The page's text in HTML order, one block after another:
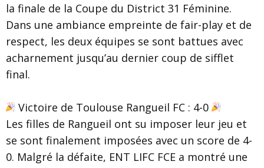
la finale de la Coupe du District 31 Féminine.
Dans une ambiance empreinte de fair-play et de
respect, les deux équipes se sont battues avec
acharnement jusqu’au dernier coup de sifflet
final.
Victoire de Toulouse Rangueil FC : 4-0
Les filles de Rangueil ont su imposer leur jeu et
se sont finalement imposées avec un score de 4-
0. Malgré la défaite, ENT LIFC FCE a montré une